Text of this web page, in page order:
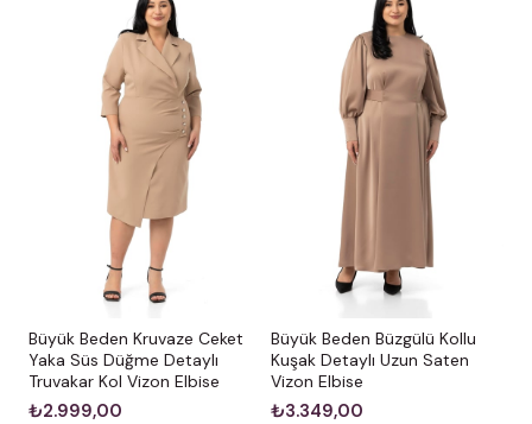
Büyük Beden Kruvaze Ceket
Yaka Süs Düğme Detaylı
Truvakar Kol Vizon Elbise
₺2.999,00
Büyük Beden Büzgülü Kollu
Kuşak Detaylı Uzun Saten
Vizon Elbise
₺3.349,00